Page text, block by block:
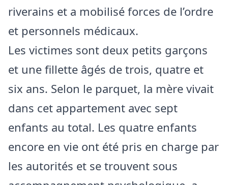
riverains et a mobilisé forces de l’ordre
et personnels médicaux.
Les victimes sont deux petits garçons
et une fillette âgés de trois, quatre et
six ans. Selon le parquet, la mère vivait
dans cet appartement avec sept
enfants au total. Les quatre enfants
encore en vie ont été pris en charge par
les autorités et se trouvent sous